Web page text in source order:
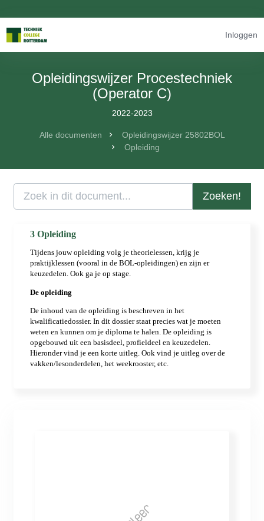
Inloggen
Opleidingswijzer Procestechniek
(Operator C)
2022-2023
Alle documenten
Opleidingswijzer 25802BOL
Opleiding
Zoeken!